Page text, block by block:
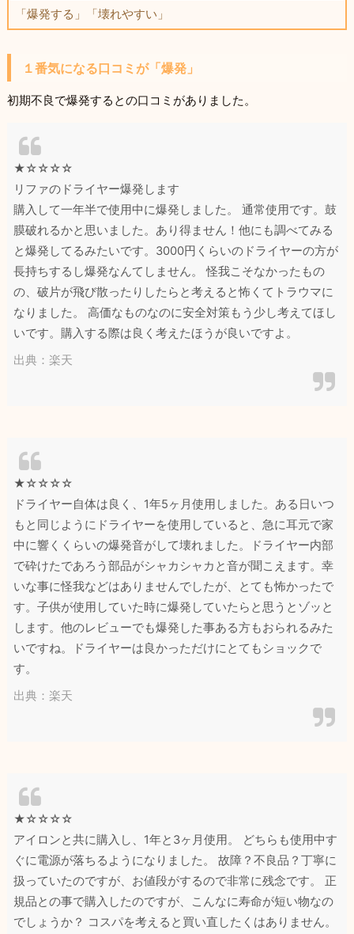
「爆発する」「壊れやすい」
１番気になる口コミが「爆発」
初期不良で爆発するとの口コミがありました。
★☆☆☆☆
リファのドライヤー爆発します
購入して一年半で使用中に爆発しました。 通常使用です。鼓
膜破れるかと思いました。あり得ません！他にも調べてみる
と爆発してるみたいです。3000円くらいのドライヤーの方が
長持ちするし爆発なんてしません。 怪我こそなかったもの
の、破片が飛び散ったりしたらと考えると怖くてトラウマに
なりました。 高価なものなのに安全対策もう少し考えてほし
いです。購入する際は良く考えたほうが良いですよ。
出典：楽天
★☆☆☆☆
ドライヤー自体は良く、1年5ヶ月使用しました。ある日いつ
もと同じようにドライヤーを使用していると、急に耳元で家
中に響くくらいの爆発音がして壊れました。ドライヤー内部
で砕けたであろう部品がシャカシャカと音が聞こえます。幸
いな事に怪我などはありませんでしたが、とても怖かったで
す。子供が使用していた時に爆発していたらと思うとゾッと
します。他のレビューでも爆発した事ある方もおられるみた
いですね。ドライヤーは良かっただけにとてもショックで
す。
出典：楽天
★☆☆☆☆
アイロンと共に購入し、1年と3ヶ月使用。 どちらも使用中す
ぐに電源が落ちるようになりました。 故障？不良品？丁寧に
扱っていたのですが、お値段がするので非常に残念です。 正
規品との事で購入したのですが、こんなに寿命が短い物なの
でしょうか？ コスパを考えると買い直したくはありません。